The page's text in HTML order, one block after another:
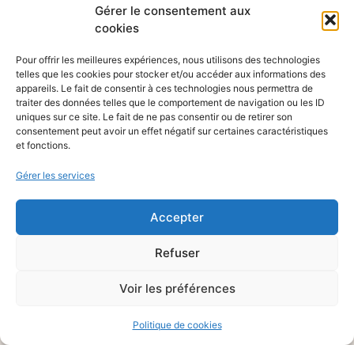
Gérer le consentement aux
cookies
Pour offrir les meilleures expériences, nous utilisons des technologies
telles que les cookies pour stocker et/ou accéder aux informations des
appareils. Le fait de consentir à ces technologies nous permettra de
traiter des données telles que le comportement de navigation ou les ID
uniques sur ce site. Le fait de ne pas consentir ou de retirer son
consentement peut avoir un effet négatif sur certaines caractéristiques
et fonctions.
Gérer les services
Accepter
Refuser
Voir les préférences
Politique de cookies